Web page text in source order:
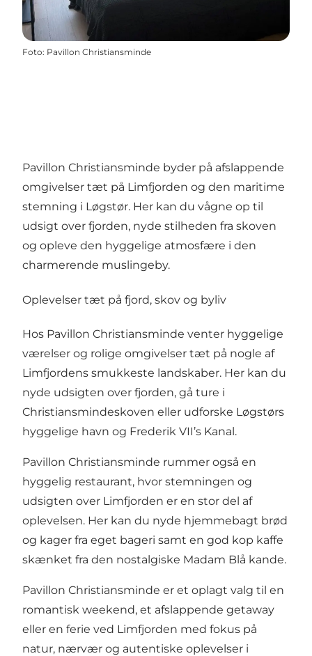
Foto: Pavillon Christiansminde
Pavillon Christiansminde byder på afslappende
omgivelser tæt på Limfjorden og den maritime
stemning i Løgstør. Her kan du vågne op til
udsigt over fjorden, nyde stilheden fra skoven
og opleve den hyggelige atmosfære i den
charmerende muslingeby.
Oplevelser tæt på fjord, skov og byliv
Hos Pavillon Christiansminde venter hyggelige
værelser og rolige omgivelser tæt på nogle af
Limfjordens smukkeste landskaber. Her kan du
nyde udsigten over fjorden, gå ture i
Christiansmindeskoven eller udforske Løgstørs
hyggelige havn og Frederik VII’s Kanal.
Pavillon Christiansminde rummer også en
hyggelig restaurant, hvor stemningen og
udsigten over Limfjorden er en stor del af
oplevelsen. Her kan du nyde hjemmebagt brød
og kager fra eget bageri samt en god kop kaffe
skænket fra den nostalgiske Madam Blå kande.
Pavillon Christiansminde er et oplagt valg til en
romantisk weekend, et afslappende getaway
eller en ferie ved Limfjorden med fokus på
natur, nærvær og autentiske oplevelser i